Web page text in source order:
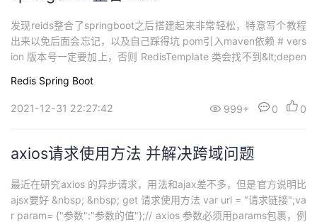
发现reids整合了springboot之后搭建起来非常轻松，特意写个教程
出来以免后面会忘记，以及自己踩得坑 pom引入maven依赖 # vers
ion 版本号一定要加上，否则 RedisTemplate 类会找不到&lt;depen
Redis Spring Boot
2021-12-31 22:27:42 999+ 0 0
axios请求使用方法 并解决跨域问题
最近在研究axios 的异步请求，用法和ajax差不多，但是官方说明比
ajsx要好 &nbsp; &nbsp; get 请求使用方法 var url = "请求链接";va
r param= {"参数":"参数的值"};// axios 参数必须用params包裹，例